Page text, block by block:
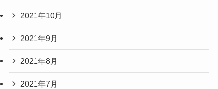
2021年10月
2021年9月
2021年8月
2021年7月